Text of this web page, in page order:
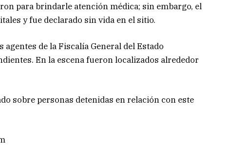
para brindarle atención médica; sin embargo, el
y fue declarado sin vida en el sitio.
de la Fiscalía General del Estado
En la escena fueron localizados alrededor
sobre personas detenidas en relación con este